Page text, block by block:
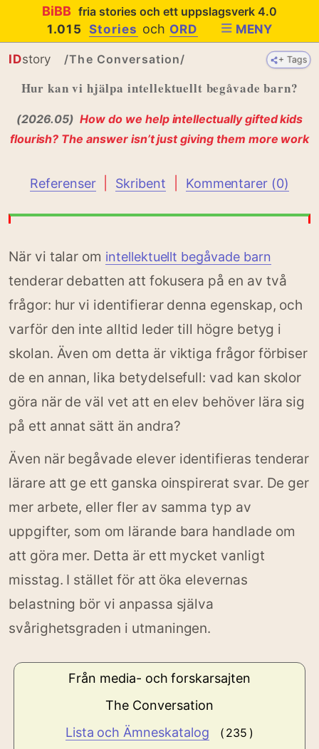
BiBB fria stories och ett uppslagsverk 4.0
1.015 Stories och ORD MENY
+ Tags
IDstory /The Conversation/
Hur kan vi hjälpa intellektuellt begåvade barn?
(2026.05) How do we help intellectually gifted kids
flourish? The answer isn’t just giving them more work
Referenser Skribent Kommentarer (0)
När vi talar om intellektuellt begåvade barn
tenderar debatten att fokusera på en av två
frågor: hur vi identifierar denna egenskap, och
varför den inte alltid leder till högre betyg i
skolan. Även om detta är viktiga frågor förbiser
de en annan, lika betydelsefull: vad kan skolor
göra när de väl vet att en elev behöver lära sig
på ett annat sätt än andra?
Även när begåvade elever identifieras tenderar
lärare att ge ett ganska oinspirerat svar. De ger
mer arbete, eller fler av samma typ av
uppgifter, som om lärande bara handlade om
att göra mer. Detta är ett mycket vanligt
misstag. I stället för att öka elevernas
belastning bör vi anpassa själva
svårighetsgraden i utmaningen.
Från media- och forskarsajten
The Conversation
Lista och Ämneskatalog
( 235 )
+ Tags